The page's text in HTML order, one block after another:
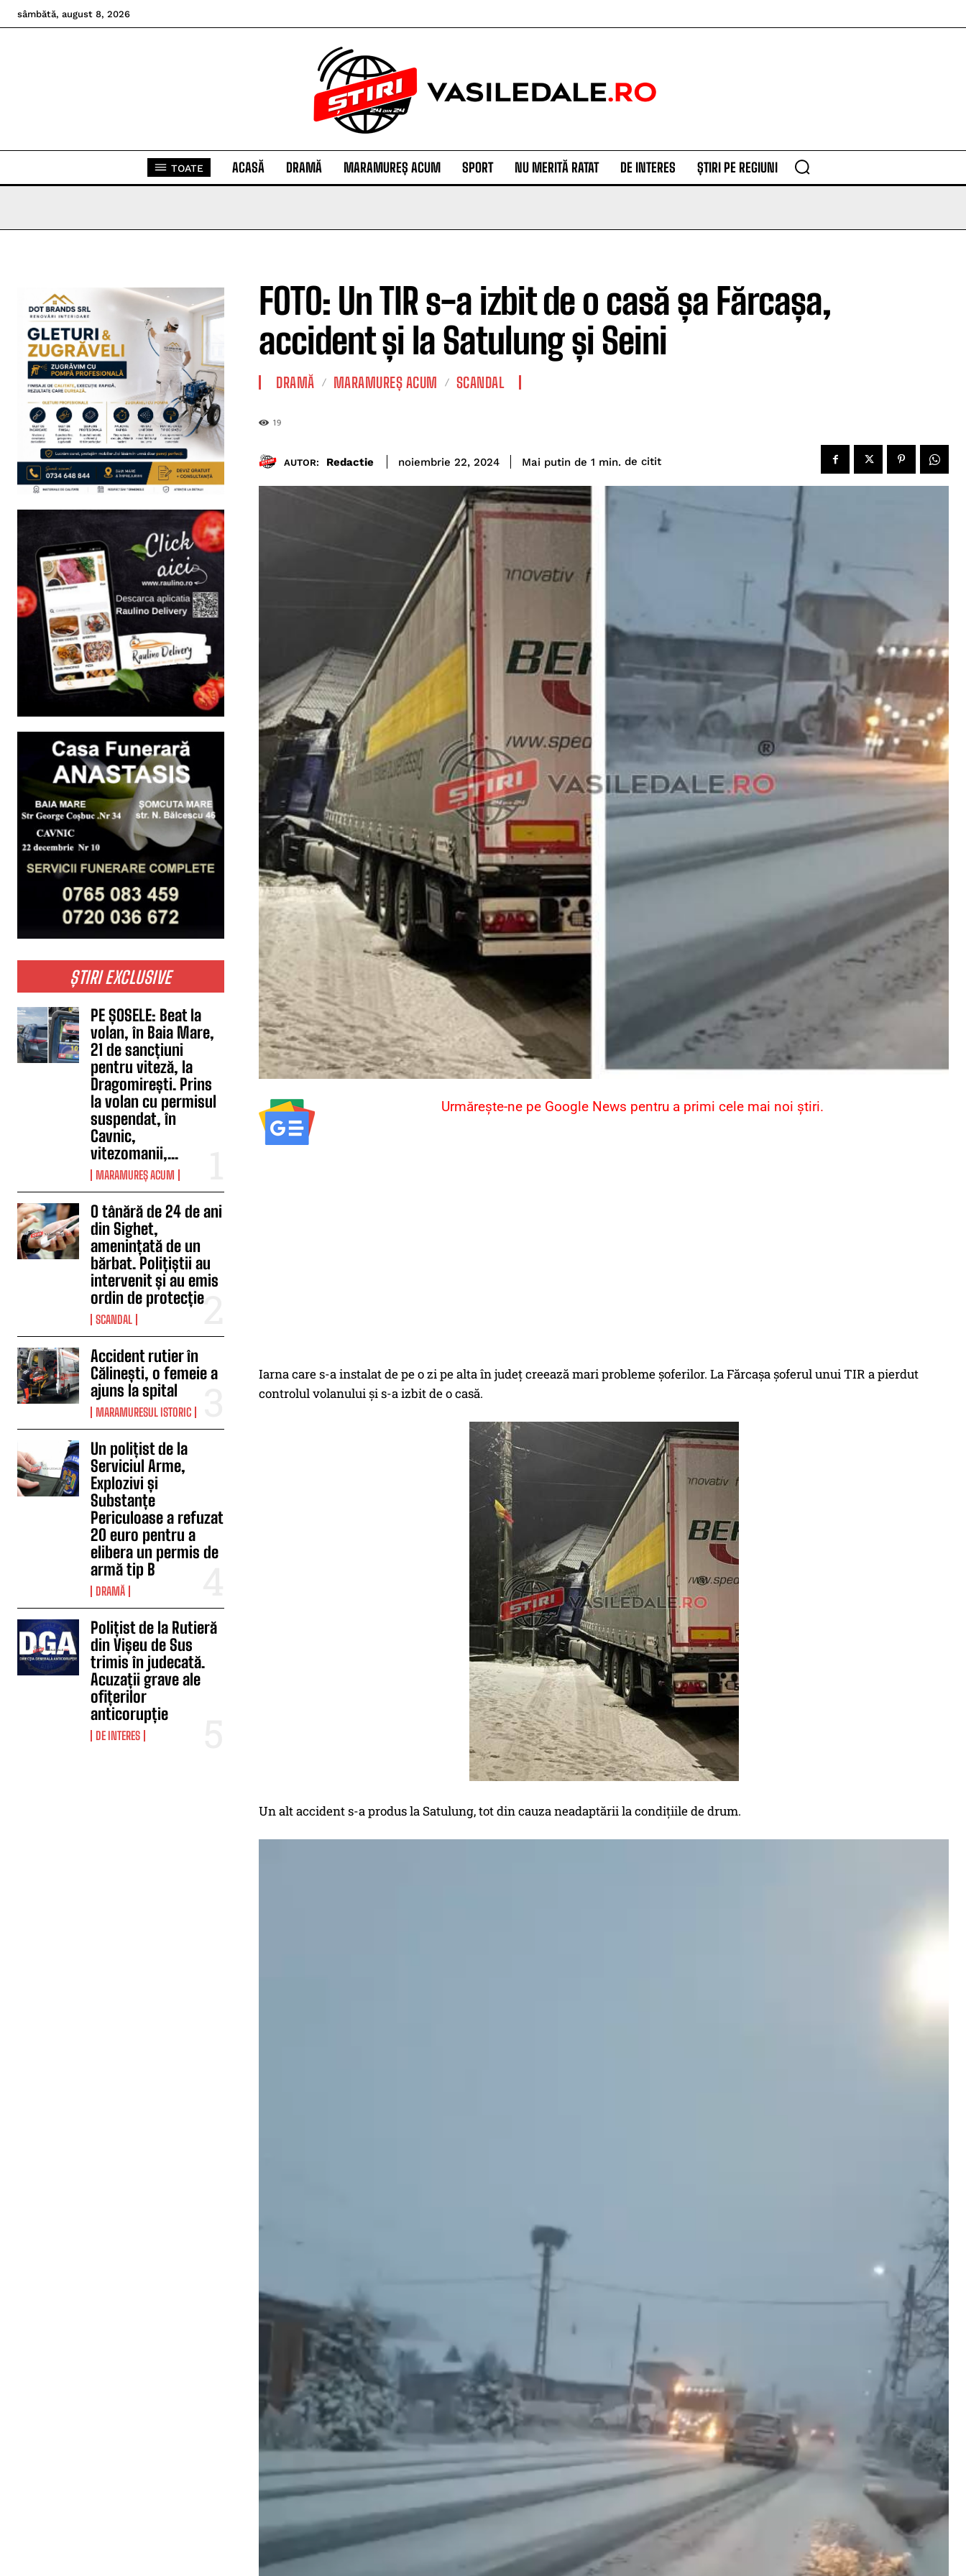
sâmbătă, august 8, 2026
TOATE ACASĂ DRAMĂ MARAMUREȘ ACUM SPORT NU MERITĂ RATAT DE INTERES ȘTIRI PE REGIUNI
ȘTIRI EXCLUSIVE
PE ȘOSELE: Beat la
volan, în Baia Mare,
21 de sancțiuni
pentru viteză, la
Dragomirești. Prins
la volan cu permisul
suspendat, în
Cavnic,
vitezomanii,...
MARAMUREȘ ACUM
O tânără de 24 de ani
din Sighet,
amenințată de un
bărbat. Polițiștii au
intervenit și au emis
ordin de protecție
SCANDAL
Accident rutier în
Călinești, o femeie a
ajuns la spital
MARAMURESUL ISTORIC
Un polițist de la
Serviciul Arme,
Explozivi și
Substanțe
Periculoase a refuzat
20 euro pentru a
elibera un permis de
armă tip B
DRAMĂ
Polițist de la Rutieră
din Vișeu de Sus
trimis în judecată.
Acuzații grave ale
ofițerilor
anticorupție
DE INTERES
FOTO: Un TIR s-a izbit de o casă șa Fărcașa,
accident și la Satulung și Seini
DRAMĂ MARAMUREȘ ACUM SCANDAL
19
AUTOR: Redactie noiembrie 22, 2024 Mai putin de 1 min. de citit
Urmărește-ne pe Google News pentru a primi cele mai noi știri.
Iarna care s-a instalat de pe o zi pe alta în județ creează mari probleme șoferilor. La Fărcașa șoferul unui TIR a pierdut
controlul volanului și s-a izbit de o casă.
Un alt accident s-a produs la Satulung, tot din cauza neadaptării la condițiile de drum.